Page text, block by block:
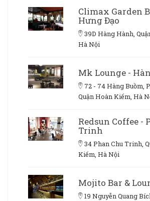
Climax Garden
Hưng Đạo
39D Hàng Hành,
Hà Nội
Mk Lounge -
72 - 74 Hàng Buồm,
Quận Hoàn Kiếm, Hà
Redsun Coffee -
Trinh
34 Phan Chu Trinh,
Kiếm, Hà Nội
Mojito Bar &
19 Nguyễn Quang